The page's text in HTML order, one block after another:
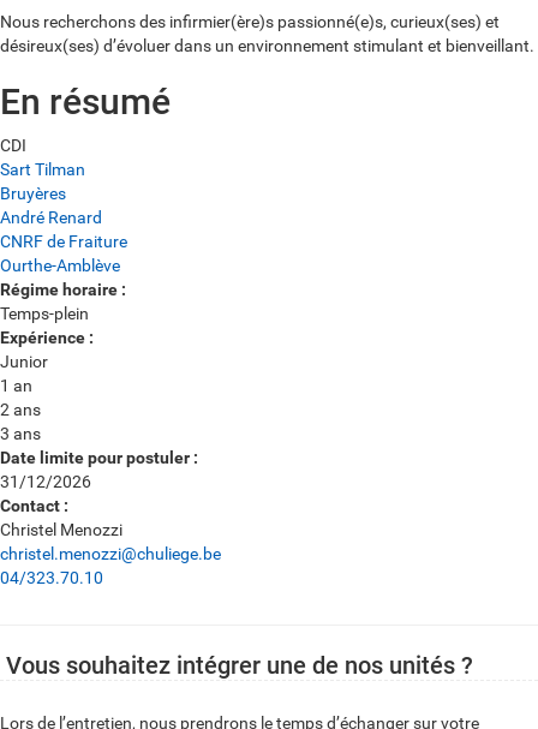
Nous recherchons des infirmier(ère)s passionné(e)s, curieux(ses) et
désireux(ses) d’évoluer dans un environnement stimulant et bienveillant.
En résumé
Type
de
contrat
:
CDI
Lieu
de
travail
:
Sart Tilman
Bruyères
André Renard
CNRF de Fraiture
Ourthe-Amblève
Régime horaire :
Temps-plein
Expérience :
Junior
1 an
2 ans
3 ans
Date limite pour postuler :
31/12/2026
Contact :
Christel Menozzi
christel.menozzi@chuliege.be
04/323.70.10
Vous souhaitez intégrer une de nos unités ?
Lors de l’entretien, nous prendrons le temps d’échanger sur votre